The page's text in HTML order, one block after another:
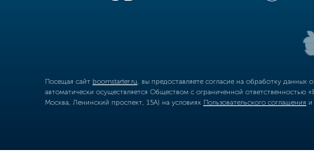
Посещая сайт boomstarter.ru , вы предоставляете согласие на обработку
автоматически осуществляется Обществом с ограниченной
Москва, Ленинский проспект, 15А) на условиях Пользовательского соглашения и